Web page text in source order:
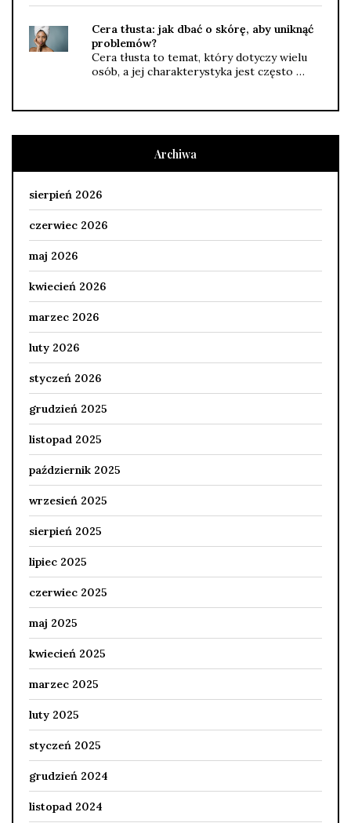
Cera tłusta: jak dbać o skórę, aby uniknąć
problemów?
Cera tłusta to temat, który dotyczy wielu
osób, a jej charakterystyka jest często …
Archiwa
sierpień 2026
czerwiec 2026
maj 2026
kwiecień 2026
marzec 2026
luty 2026
styczeń 2026
grudzień 2025
listopad 2025
październik 2025
wrzesień 2025
sierpień 2025
lipiec 2025
czerwiec 2025
maj 2025
kwiecień 2025
marzec 2025
luty 2025
styczeń 2025
grudzień 2024
listopad 2024